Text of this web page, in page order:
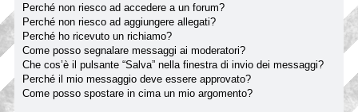
Perché non riesco ad accedere a un forum?
Perché non riesco ad aggiungere allegati?
Perché ho ricevuto un richiamo?
Come posso segnalare messaggi ai moderatori?
Che cos’è il pulsante “Salva” nella finestra di invio dei messaggi?
Perché il mio messaggio deve essere approvato?
Come posso spostare in cima un mio argomento?